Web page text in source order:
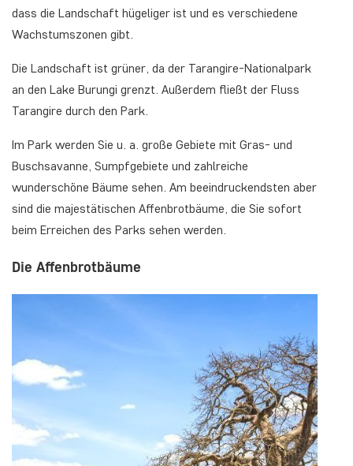
dass die Landschaft hügeliger ist und es verschiedene
Wachstumszonen gibt.
Die Landschaft ist grüner, da der Tarangire-Nationalpark
an den Lake Burungi grenzt. Außerdem fließt der Fluss
Tarangire durch den Park.
Im Park werden Sie u. a. große Gebiete mit Gras- und
Buschsavanne, Sumpfgebiete und zahlreiche
wunderschöne Bäume sehen. Am beeindruckendsten aber
sind die majestätischen Affenbrotbäume, die Sie sofort
beim Erreichen des Parks sehen werden.
Die Affenbrotbäume